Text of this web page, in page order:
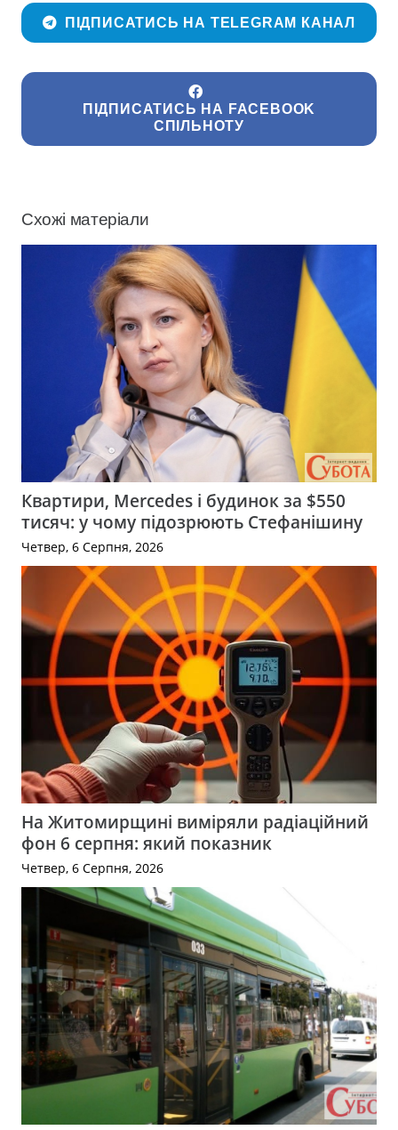
ПІДПИСАТИСЬ НА TELEGRAM КАНАЛ
ПІДПИСАТИСЬ НА FACEBOOK
СПІЛЬНОТУ
Схожі матеріали
Квартири, Mercedes і будинок за $550
тисяч: у чому підозрюють Стефанішину
Четвер, 6 Серпня, 2026
На Житомирщині виміряли радіаційний
фон 6 серпня: який показник
Четвер, 6 Серпня, 2026